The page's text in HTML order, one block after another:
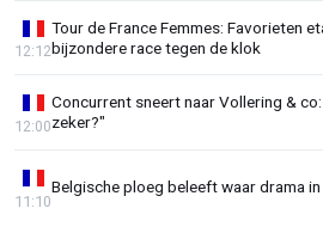
Tour de France Femmes: Favorieten
bijzondere race tegen de klok
12:12
Concurrent sneert naar Vollering &
zeker?"
12:00
Belgische ploeg beleeft waar drama
11:10